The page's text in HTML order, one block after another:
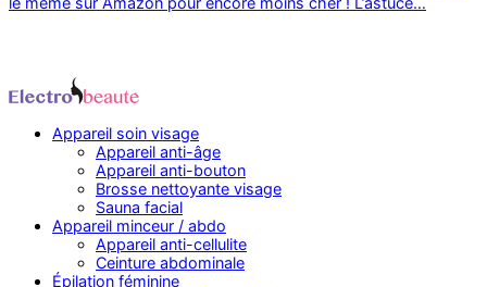
Appareil soin visage
Appareil anti-âge
Appareil anti-bouton
Brosse nettoyante visage
Sauna facial
Appareil minceur / abdo
Appareil anti-cellulite
Ceinture abdominale
Épilation féminine